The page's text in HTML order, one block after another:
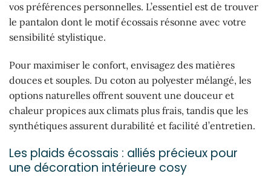
vos préférences personnelles. L’essentiel est de trouver
le pantalon dont le motif écossais résonne avec votre
sensibilité stylistique.
Pour maximiser le confort, envisagez des matières
douces et souples. Du coton au polyester mélangé, les
options naturelles offrent souvent une douceur et
chaleur propices aux climats plus frais, tandis que les
synthétiques assurent durabilité et facilité d’entretien.
Les plaids écossais : alliés précieux pour
une décoration intérieure cosy